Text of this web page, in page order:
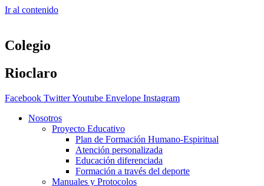
Ir al contenido
Colegio
Rioclaro
Facebook TwitterYoutube Envelope Instagram
Nosotros
Proyecto Educativo
Plan de Formación Humano-Espiritual
Atención personalizada
Educación diferenciada
Formación a través del deporte
Manuales y Protocolos